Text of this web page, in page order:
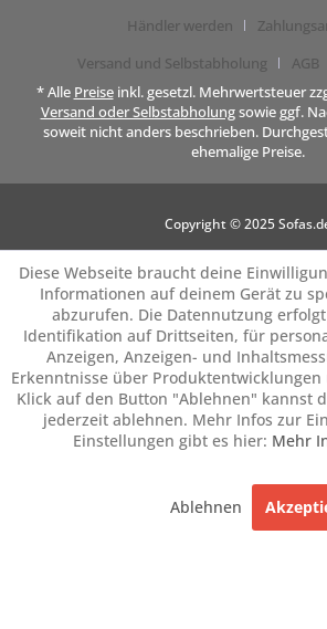
Händler werden
Versand und Selbstabholung
AGB
* Alle Preiseinkl. gesetzl. Mehrwertsteuer
Versand oder Selbstabholungsowie ggf.
soweit nicht anders beschrieben.
ehemalige Preise.
Copyright © 2025
Diese Webseite braucht deine
Informationen auf deinem Gerät zu
abzurufen. Die Datennutzung
Identifikation auf Drittseiten, für
Anzeigen, Anzeigen- und
Erkenntnisse über
Klick auf den Button "Ablehnen" kannst
jederzeit ablehnen. Mehr Infos zur
Einstellungen gibt es hier: Mehr
Ablehnen